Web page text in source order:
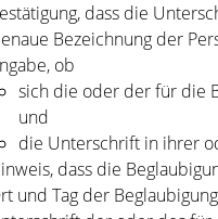
dass die
Bezeichnung der
ob
sich die oder der für die
und
die Unterschrift in ihrer
dass die
und Tag der